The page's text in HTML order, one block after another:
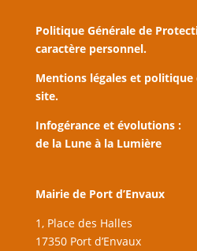
Politique Générale de
caractère personnel.
Mentions légales et
site.
Infogérance et évolutions :
de la Lune à la Lumière
Mairie de Port d’Envaux
1, Place des Halles
17350 Port d’Envaux